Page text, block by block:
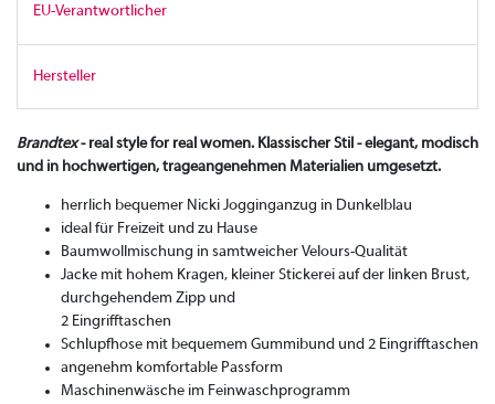
EU-Verantwortlicher
Hersteller
Brandtex- real style for real women. Klassischer Stil - elegant, modisch
und in hochwertigen, trageangenehmen Materialien umgesetzt.
herrlich bequemer Nicki Jogginganzug in Dunkelblau
ideal für Freizeit und zu Hause
Baumwollmischung in samtweicher Velours-Qualität
Jacke mit hohem Kragen, kleiner Stickerei auf der linken Brust,
durchgehendem Zipp und
2 Eingrifftaschen
Schlupfhose mit bequemem Gummibund und 2 Eingrifftaschen
angenehm komfortable Passform
Maschinenwäsche im Feinwaschprogramm